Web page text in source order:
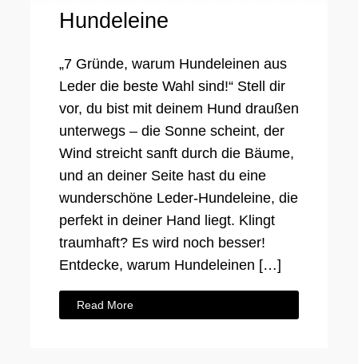
Hundeleine
„7 Gründe, warum Hundeleinen aus
Leder die beste Wahl sind!“ Stell dir
vor, du bist mit deinem Hund draußen
unterwegs – die Sonne scheint, der
Wind streicht sanft durch die Bäume,
und an deiner Seite hast du eine
wunderschöne Leder-Hundeleine, die
perfekt in deiner Hand liegt. Klingt
traumhaft? Es wird noch besser!
Entdecke, warum Hundeleinen […]
Read More